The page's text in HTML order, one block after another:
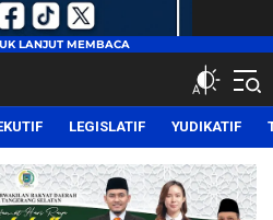
LEGISLATIF YUDIKATIF